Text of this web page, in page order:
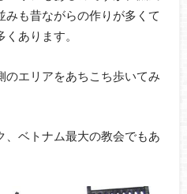
みも昔ながらの作りが多くて
あります。
のエリアをあちこち歩いてみ
、ベトナム最大の教会でもあ